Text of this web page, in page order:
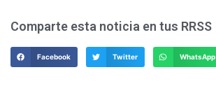
Comparte esta noticia en tus RRSS
Facebook Twitter WhatsApp